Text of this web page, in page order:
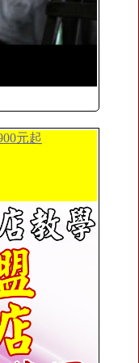
元起